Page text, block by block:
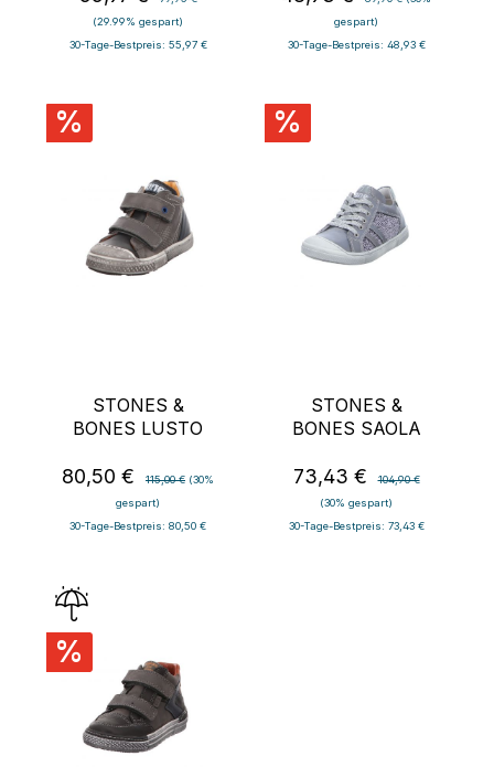
(29.99% gespart)
30-Tage-Bestpreis: 55,97 €
gespart)
30-Tage-Bestpreis: 48,93 €
%
STONES &
BONES LUSTO
Verkaufspreis:
80,50 € 115,00 € (30%
gespart)
30-Tage-Bestpreis: 80,50 €
%
STONES &
BONES SAOLA
Verkaufspreis:
73,43 €
104,90 €
(30% gespart)
30-Tage-Bestpreis: 73,43 €
%